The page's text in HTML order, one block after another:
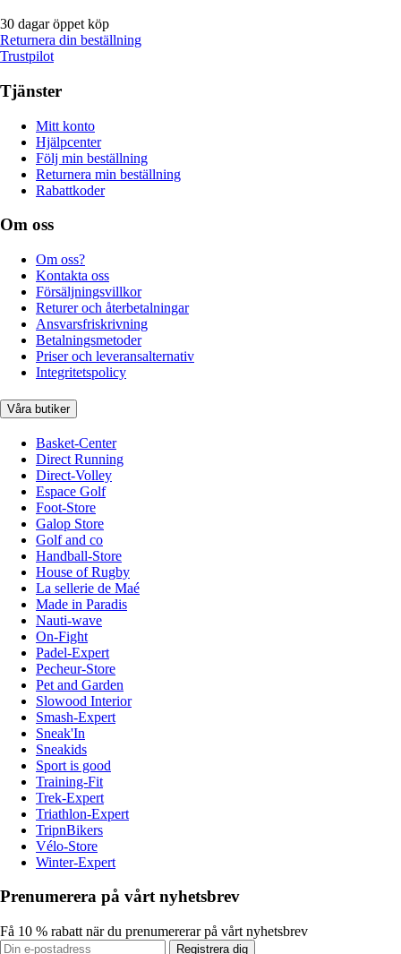
30 dagar öppet köp
Returnera din beställning
Trustpilot
Tjänster
Mitt konto
Hjälpcenter
Följ min beställning
Returnera min beställning
Rabattkoder
Om oss
Om oss?
Kontakta oss
Försäljningsvillkor
Returer och återbetalningar
Ansvarsfriskrivning
Betalningsmetoder
Priser och leveransalternativ
Integritetspolicy
Våra butiker
Basket-Center
Direct Running
Direct-Volley
Espace Golf
Foot-Store
Galop Store
Golf and co
Handball-Store
House of Rugby
La sellerie de Maé
Made in Paradis
Nauti-wave
On-Fight
Padel-Expert
Pecheur-Store
Pet and Garden
Slowood Interior
Smash-Expert
Sneak'In
Sneakids
Sport is good
Training-Fit
Trek-Expert
Triathlon-Expert
TripnBikers
Vélo-Store
Winter-Expert
Prenumerera på vårt nyhetsbrev
Få 10 % rabatt när du prenumererar på vårt nyhetsbrev
Registrera dig